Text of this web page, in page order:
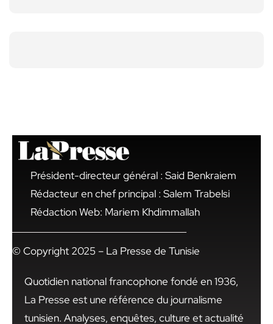
Président-directeur général : Said Benkraiem
Rédacteur en chef principal : Salem Trabelsi
Rédaction Web: Mariem Khdimmallah
© Copyright 2025 – La Presse de Tunisie
Quotidien national francophone fondé en 1936,
La Presse est une référence du journalisme
tunisien. Analyses, enquêtes, culture et actualité